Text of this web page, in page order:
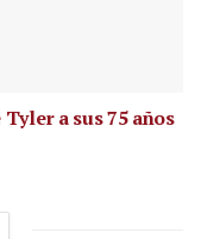
a sus 75 años